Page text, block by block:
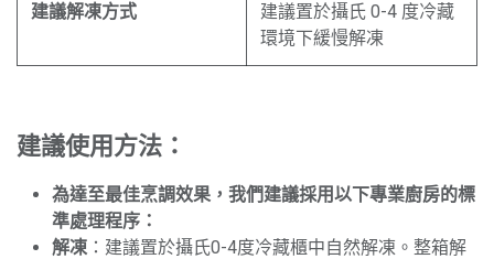
建議解凍方式
建議置於攝氏 0-4 度冷藏
環境下緩慢解凍
建議使用方法：
為達至最佳烹調效果，我們建議採用以下專業廚房的標
準處理程序：
解凍 ：建議置於攝氏0-4度冷藏櫃中自然解凍。整箱解